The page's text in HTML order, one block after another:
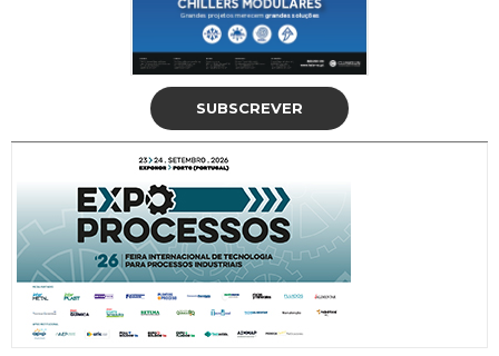
SUBSCREVER